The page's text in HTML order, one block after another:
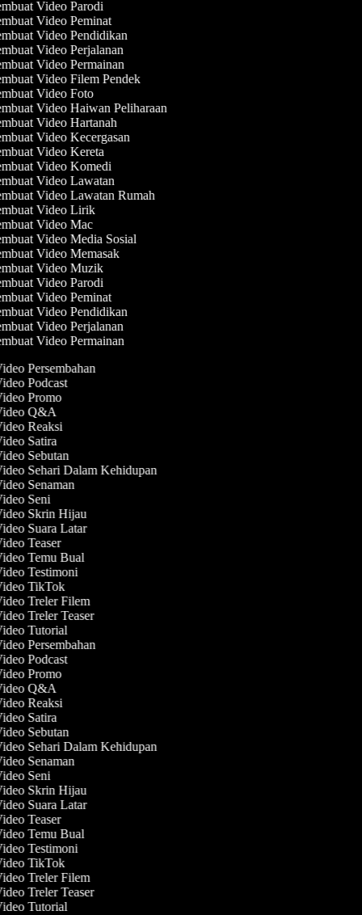
Video Parodi
Video Peminat
Video Pendidikan
Video Perjalanan
Video Permainan
Video Filem Pendek
Video Foto
Video Haiwan Peliharaan
Video Hartanah
Video Kecergasan
Video Kereta
Video Komedi
Video Lawatan
Video Lawatan Rumah
Video Lirik
Video Mac
Video Media Sosial
Video Memasak
Video Muzik
Video Parodi
Video Peminat
Video Pendidikan
Video Perjalanan
Video Permainan
Persembahan
Podcast
Promo
Q&A
Reaksi
Satira
Sebutan
Sehari Dalam Kehidupan
Senaman
Seni
Skrin Hijau
Suara Latar
Teaser
Temu Bual
Testimoni
TikTok
Treler Filem
Treler Teaser
Tutorial
Persembahan
Podcast
Promo
Q&A
Reaksi
Satira
Sebutan
Sehari Dalam Kehidupan
Senaman
Seni
Skrin Hijau
Suara Latar
Teaser
Temu Bual
Testimoni
TikTok
Treler Filem
Treler Teaser
Tutorial